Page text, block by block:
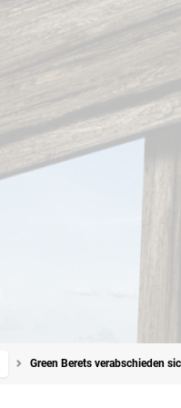
Green Berets verabschieden